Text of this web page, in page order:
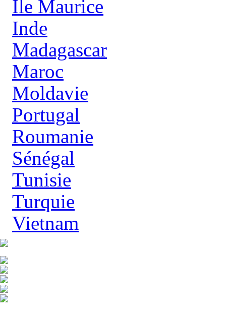
Île Maurice
Inde
Madagascar
Maroc
Moldavie
Portugal
Roumanie
Sénégal
Tunisie
Turquie
Vietnam